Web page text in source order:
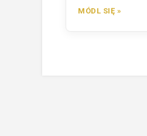
MÓDL SIĘ »